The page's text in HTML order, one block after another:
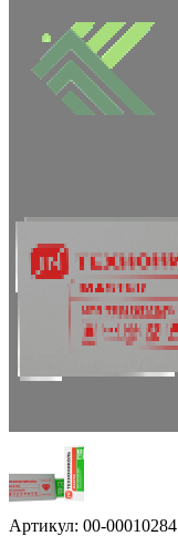
Артикул: 00-00010284